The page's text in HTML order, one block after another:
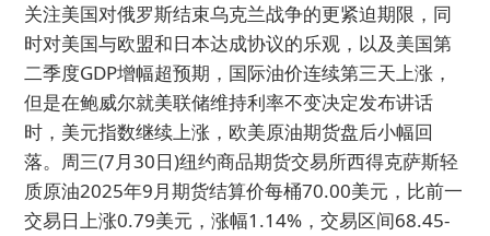
关注美国对俄罗斯结束乌克兰战争的更紧迫期限，同
时对美国与欧盟和日本达成协议的乐观，以及美国第
二季度GDP增幅超预期，国际油价连续第三天上涨，
但是在鲍威尔就美联储维持利率不变决定发布讲话
时，美元指数继续上涨，欧美原油期货盘后小幅回
落。周三(7月30日)纽约商品期货交易所西得克萨斯轻
质原油2025年9月期货结算价每桶70.00美元，比前一
交易日上涨0.79美元，涨幅1.14%，交易区间68.45-